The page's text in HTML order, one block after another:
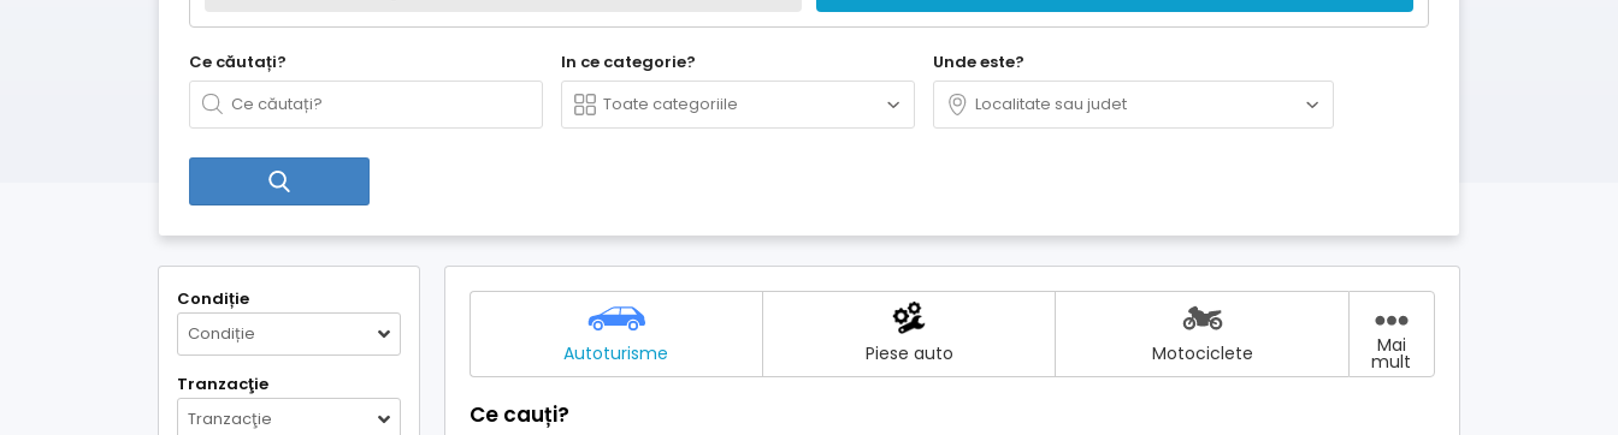
Ce căutați? In ce categorie? Unde este?
Condiție
Condiție
Tranzacţie
Tranzacţie
Autoturisme Piese auto Motociclete Mai
mult
Ce cauți?